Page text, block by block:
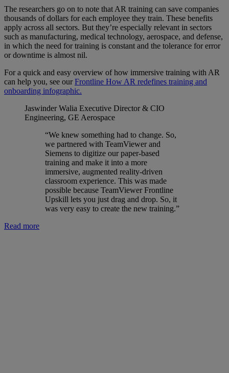
The researchers go on to note that AR training can save companies
thousands of dollars for each employee they train. These benefits
apply across all sectors. But they’re especially relevant in sectors
such as manufacturing, medical technology, aerospace, and defense,
in which the need for training is constant and the tolerance for error
or downtime is almost nil.
For a quick and easy overview of how immersive training with AR
can help you, see ourFrontline How AR redefines training and
onboarding infographic.
Jaswinder Walia Executive Director & CIO
Engineering, GE Aerospace
“We knew something had to change. So,
we partnered with TeamViewer and
Siemens to digitize our paper-based
training and make it into a more
immersive, augmented reality-driven
classroom experience. This was made
possible because TeamViewer Frontline
Upskill lets you just drag and drop. So, it
was very easy to create the new training.”
Read more